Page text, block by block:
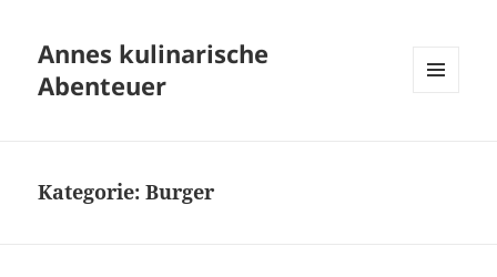
Annes kulinarische
Abenteuer
Kategorie:Burger